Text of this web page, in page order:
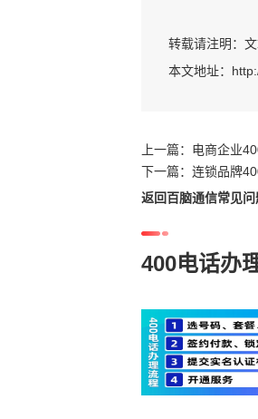
转载请注明：
本文地址：
上一篇： 电商企业
下一篇： 连锁品牌
返回百脑通信常见
400电话办